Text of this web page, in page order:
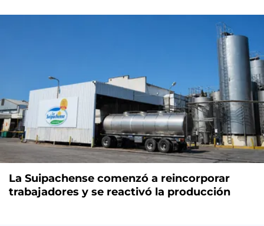
La Suipachense comenzó a reincorporar
trabajadores y se reactivó la producción